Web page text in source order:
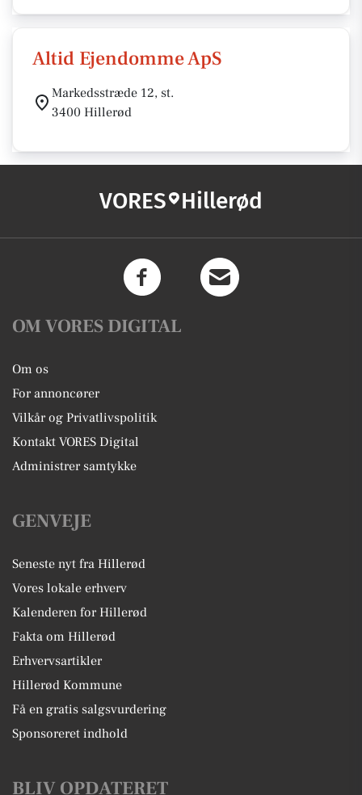
Altid Ejendomme ApS
Markedsstræde 12, st.
3400 Hillerød
VORES Hillerød
OM VORES DIGITAL
Om os
For annoncører
Vilkår og Privatlivspolitik
Kontakt VORES Digital
Administrer samtykke
GENVEJE
Seneste nyt fra Hillerød
Vores lokale erhverv
Kalenderen for Hillerød
Fakta om Hillerød
Erhvervsartikler
Hillerød Kommune
Få en gratis salgsvurdering
Sponsoreret indhold
BLIV OPDATERET